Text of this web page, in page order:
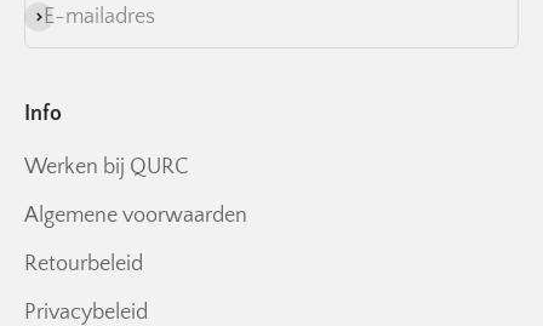
E-mailadres
Abonneren
Info
Werken bij QURC
Algemene voorwaarden
Retourbeleid
Privacybeleid